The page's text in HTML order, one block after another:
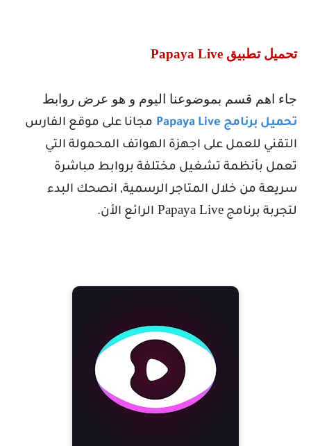
تحميل تطبيق Papaya Live
جاء اهم قسم بموضوعنا اليوم و هو عرض روابط
تحميل برنامج Papaya Live مجانا على موقع الفارس
التقني للعمل على اجهزة الهواتف المحمولة التي
تعمل بأنظمة تشغيل مختلفة بروابط مباشرة
سريعة من خلال المتاجر الرسمية, انصحك البدء
لتجربة برنامج Papaya Live الرائع الأن.